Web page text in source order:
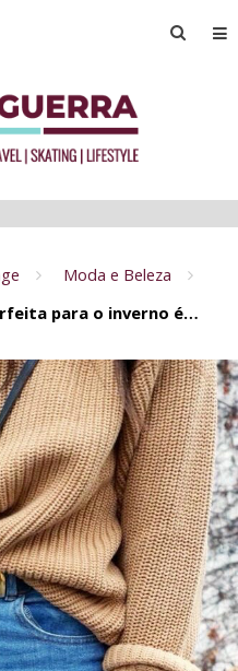
Moda e Beleza
para o inverno é…